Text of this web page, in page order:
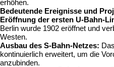
erhöhen.
Bedeutende Ereignisse und
Eröffnung der ersten U-Bahn-
Berlin wurde 1902 eröffnet und
Westen.
Ausbau des S-Bahn-Netzes:
kontinuierlich erweitert, um die
anzubinden.